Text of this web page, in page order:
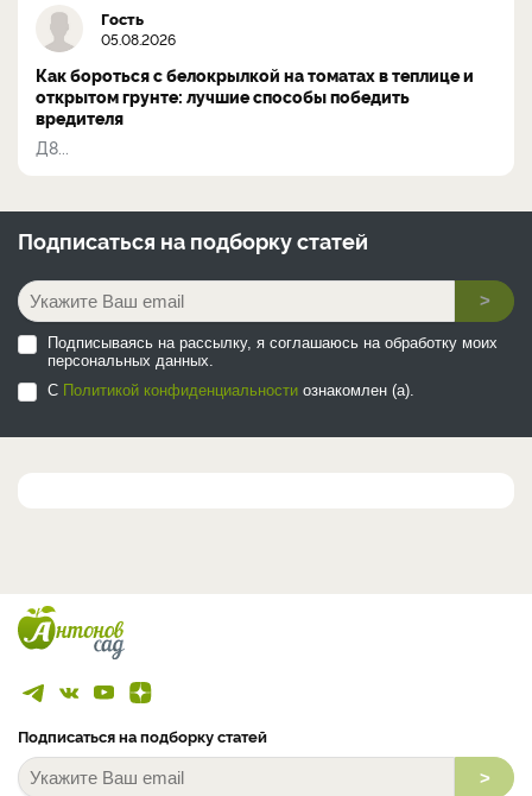
Гость
05.08.2026
Как бороться с белокрылкой на томатах в теплице и
открытом грунте: лучшие способы победить
вредителя
Д8...
Подписаться на подборку статей
>
Подписываясь на рассылку, я соглашаюсь на обработку моих
персональных данных.
С Политикой конфиденциальности ознакомлен (а).
Подписаться на подборку статей
>